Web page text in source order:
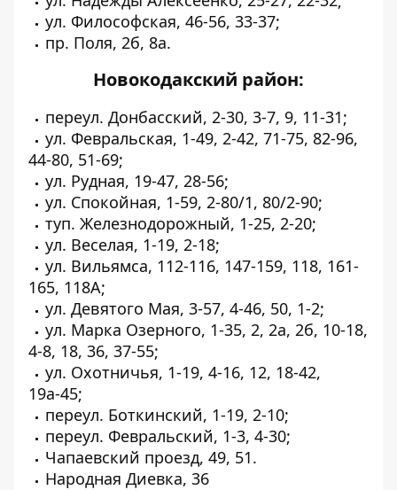
ул. Философская, 46-56, 33-37;
пр. Поля, 2б, 8а.
Новокодакский район:
переул. Донбасский, 2-30, 3-7, 9, 11-31;
ул. Февральская, 1-49, 2-42, 71-75, 82-96,
44-80, 51-69;
ул. Рудная, 19-47, 28-56;
ул. Спокойная, 1-59, 2-80/1, 80/2-90;
туп. Железнодорожный, 1-25, 2-20;
ул. Веселая, 1-19, 2-18;
ул. Вильямса, 112-116, 147-159, 118, 161-
165, 118А;
ул. Девятого Мая, 3-57, 4-46, 50, 1-2;
ул. Марка Озерного, 1-35, 2, 2а, 2б, 10-18,
4-8, 18, 36, 37-55;
ул. Охотничья, 1-19, 4-16, 12, 18-42,
19а-45;
переул. Боткинский, 1-19, 2-10;
переул. Февральский, 1-3, 4-30;
Чапаевский проезд, 49, 51.
Народная Диевка, 36